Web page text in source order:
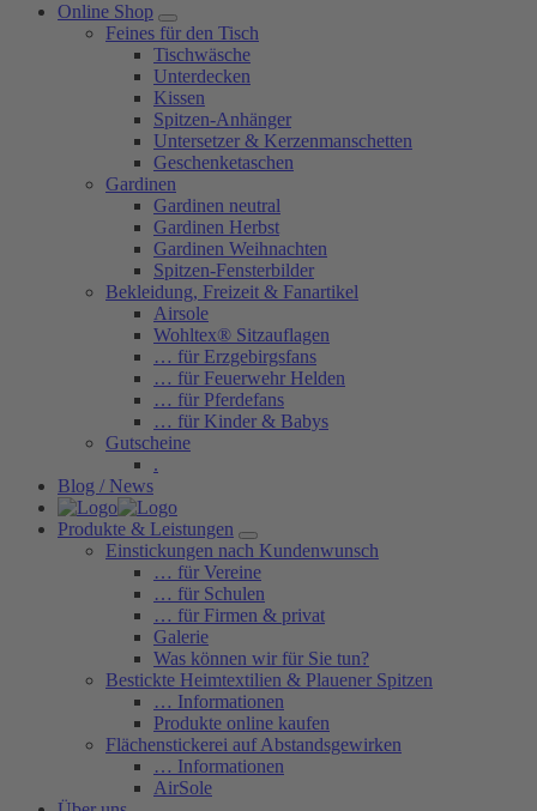
Online Shop
Feines für den Tisch
Tischwäsche
Unterdecken
Kissen
Spitzen-Anhänger
Untersetzer & Kerzenmanschetten
Geschenketaschen
Gardinen
Gardinen neutral
Gardinen Herbst
Gardinen Weihnachten
Spitzen-Fensterbilder
Bekleidung, Freizeit & Fanartikel
Airsole
Wohltex® Sitzauflagen
… für Erzgebirgsfans
… für Feuerwehr Helden
… für Pferdefans
… für Kinder & Babys
Gutscheine
.
Blog / News
Produkte & Leistungen
Einstickungen nach Kundenwunsch
… für Vereine
… für Schulen
… für Firmen & privat
Galerie
Was können wir für Sie tun?
Bestickte Heimtextilien & Plauener Spitzen
… Informationen
Produkte online kaufen
Flächenstickerei auf Abstandsgewirken
… Informationen
AirSole